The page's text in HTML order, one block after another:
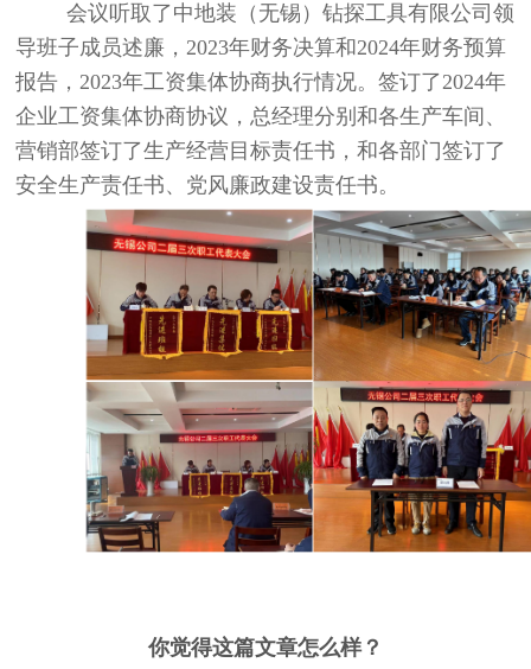
会议听取了中地装（无锡）钻探工具有限公司领
导班子成员述廉，2023年财务决算和2024年财务预算
报告，2023年工资集体协商执行情况。签订了2024年
企业工资集体协商协议，总经理分别和各生产车间、
营销部签订了生产经营目标责任书，和各部门签订了
安全生产责任书、党风廉政建设责任书。
你觉得这篇文章怎么样？